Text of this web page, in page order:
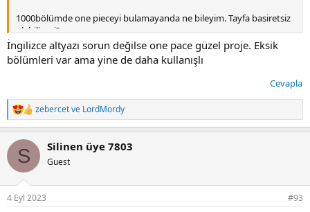
1000bölümde one pieceyi bulamayanda ne bileyim. Tayfa basiretsiz
olabilir mi?
İngilizce altyazı sorun değilse one pace güzel proje. Eksik
bölümleri var ama yine de daha kullanışlı
Cevapla
T
e
k
l
zebercetve LordMordy
S Silinen üye 7803
Guest
4 Eyl 2023 #93